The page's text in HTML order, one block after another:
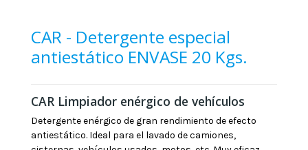
CAR - Detergente especial
antiestático ENVASE 20 Kgs.
CAR Limpiador enérgico de vehículos
Detergente enérgico de gran rendimiento de efecto
antiestático. Ideal para el lavado de camiones,